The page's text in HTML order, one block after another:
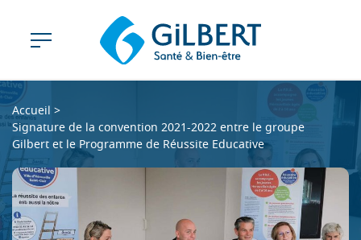
Accueil >
Signature de la convention 2021-2022 entre le groupe
Gilbert et le Programme de Réussite Educative